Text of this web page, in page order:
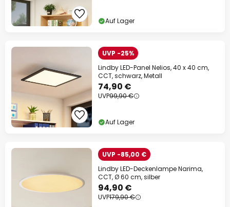
Auf Lager
UVP -25%
Lindby LED-Panel Nelios, 40 x 40 cm,
CCT, schwarz, Metall
74,90 €
UVP99,90 €
Auf Lager
UVP -85,00 €
Lindby LED-Deckenlampe Narima,
CCT, Ø 60 cm, silber
94,90 €
UVP179,90 €